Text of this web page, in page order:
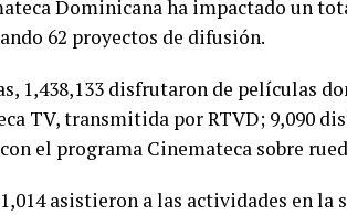
Dominicana ha impactado un
62 proyectos de difusión.
1,438,133 disfrutaron de películas
TV, transmitida por RTVD; 9,090
el programa Cinemateca sobre
asistieron a las actividades en la